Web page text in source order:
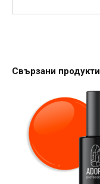
Свързани продукти